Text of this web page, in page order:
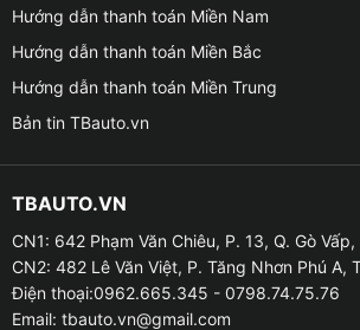
✪ Chúng tôi khuyên bạn nên kiểm tra
xe VinFast VF3 của bạn mỗi tháng
một chuyến đi xa đường dài.
Hướng dẫn thanh toán Miền Nam
Hướng dẫn thanh toán Miền Bắc
Hướng dẫn thanh toán Miền Trung
Bản tin TBauto.vn
TBAUTO.VN
CN1: 642 Phạm Văn Chiêu, P. 13, Q. Gò Vấp,
CN2: 482 Lê Văn Việt, P. Tăng Nhơn Phú A,
Điện thoại:0962.665.345 - 0798.74.75.76
Email: tbauto.vn@gmail.com